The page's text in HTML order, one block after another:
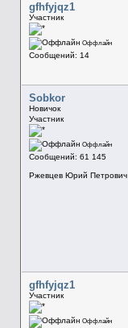
gfhfyjqz1
Участник
Оффлайн
Сообщений: 14
Sobkor
Новичок
Участник
Оффлайн
Сообщений: 61 145
Ржевцев Юрий Петрович
gfhfyjqz1
Участник
Оффлайн